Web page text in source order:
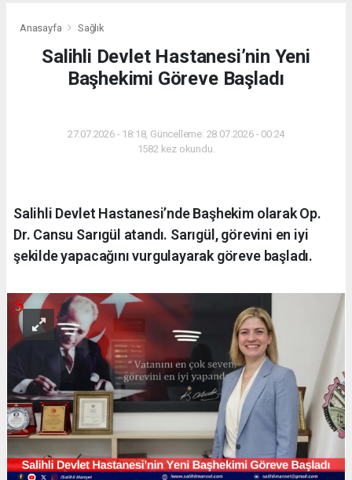
Anasayfa Sağlık
Salihli Devlet Hastanesi’nin Yeni
Başhekimi Göreve Başladı
27.07.2026 - 18:18, Güncelleme: 28.07.2026 - 00:24
1582 kez okundu.
Salihli Devlet Hastanesi’nde Başhekim olarak Op.
Dr. Cansu Sarıgül atandı. Sarıgül, görevini en iyi
şekilde yapacağını vurgulayarak göreve başladı.